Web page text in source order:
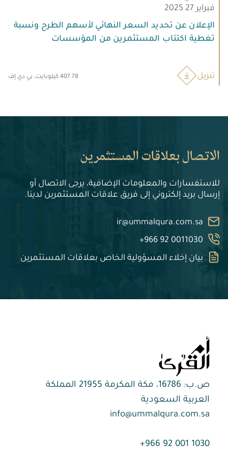
فبراير 27 2025
الإعلان عن تحديد السعر النهائي لأسهم الطرح ونسبة
تغطية اكتتاب المستثمرين من المؤسسات
تنزيل 407.78 كيلوبايت, بي دي إف
الاتصال بعلاقات المستثمرين
للاستفسارات والمعلومات الإضافية، يرجى الاتصال أو
إرسال بريد إلكتروني إلى فريق علاقات المستثمرين لدينا.
ir@ummalqura.com.sa
+966 92 0011030
بيان إخلاء المسؤولية الخاص بعلاقات المستثمرين
ص.ب: 16786، مكة المكرمة 21955 المملكة
العربية السعودية
info@ummalqura.com.sa
1030 001 92 966+